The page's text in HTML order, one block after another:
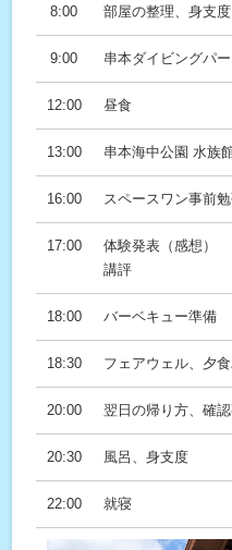
8:00 部屋の整理、身支
9:00 串本ダイビングパ
12:00 昼食
13:00 串本海中公園 水族
16:00 スペースワン事前
17:00
体験発表（感想）
講評
18:00 バーベキュー準備
18:30 フェアウェル、夕
20:00 翌日の帰り方、確
20:30 風呂、身支度
22:00 就寝